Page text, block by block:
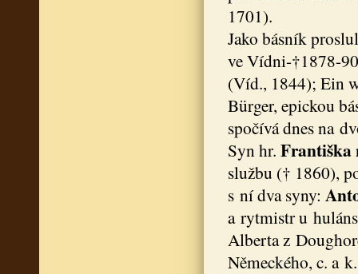
1701).
Jako básník
ve Vídni-†1878-
(Víd., 1844); Ein
Bürger, epickou
spočívá dnes na
Syn hr. Františka
službu († 1860),
s ní dva syny:
a rytmistr u
Alberta z
Německého, c. a